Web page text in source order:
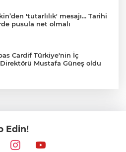
'tutarlılık' mesajı... Tarihi
pusula net olmalı
Cardif Türkiye'nin İç
Mustafa Güneş oldu
geleceğin sanayisini inşa
geleceği İMES OSB'de
Edin!